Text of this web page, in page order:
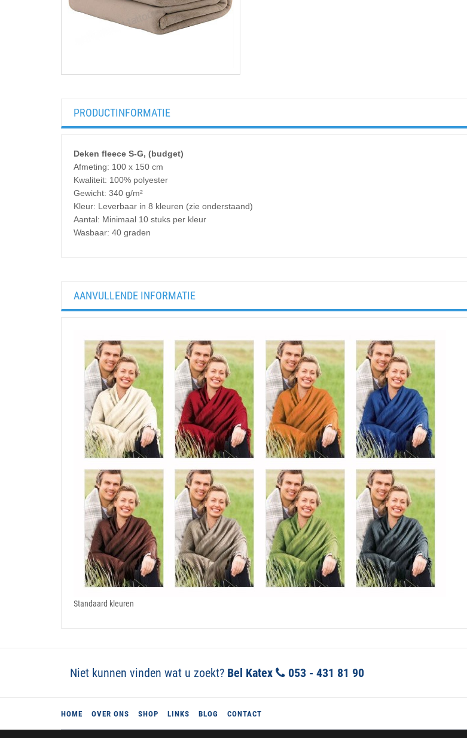
PRODUCTINFORMATIE
Deken fleece S-G, (budget)
Afmeting: 100 x 150 cm
Kwaliteit: 100% polyester
Gewicht: 340 g/m²
Kleur: Leverbaar in 8 kleuren (zie onderstaand)
Aantal: Minimaal 10 stuks per kleur
Wasbaar: 40 graden
AANVULLENDE INFORMATIE
Standaard kleuren
Niet kunnen vinden wat u zoekt? Bel Katex 053 - 431 81 90
HOME OVER ONS SHOP LINKS BLOG CONTACT